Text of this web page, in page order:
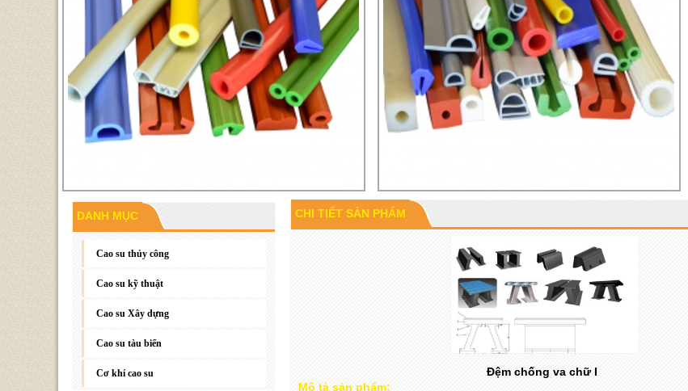
DANH MỤC
Cao su thủy công
Cao su kỹ thuật
Cao su Xây dựng
Cao su tàu biển
Cơ khí cao su
Gioăng đáy, gioăng phẳng
CHI TIẾT SẢN PHẨM
Đệm chống va chữ I
Mô tả sản phẩm: